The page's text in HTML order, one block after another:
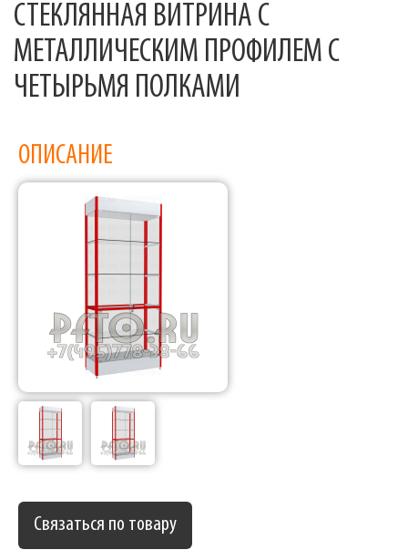
СТЕКЛЯННАЯ ВИТРИНА С
МЕТАЛЛИЧЕСКИМ ПРОФИЛЕМ С
ЧЕТЫРЬМЯ ПОЛКАМИ
ОПИСАНИЕ
Связаться по товару